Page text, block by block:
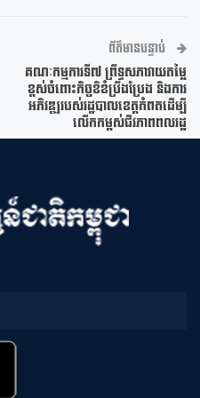
ព័ត៌មានបន្ទាប់
គណៈកម្មការទី៧ ព្រឹទ្ធសភាវាយតម្លៃ
ខ្ពស់ចំពោះកិច្ចខិខំប្រឹងប្រែង និងការ
អភិវឌ្ឍរបស់រដ្ឋបាលខេត្តកំពតដើម្បី
លើកកម្ពស់ជីវភាពពលរដ្ឋ